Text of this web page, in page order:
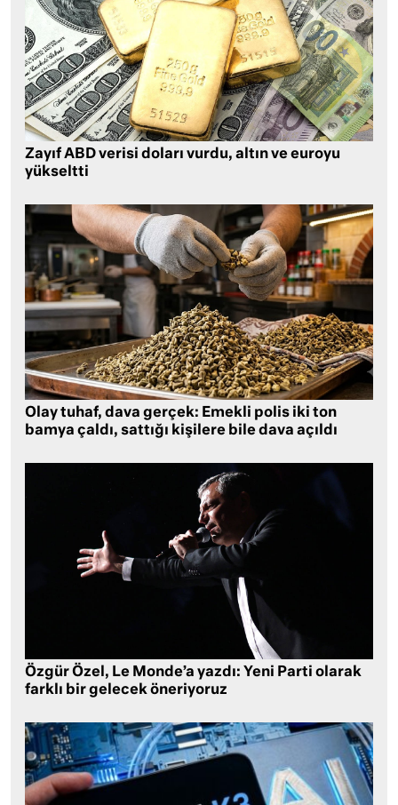
Zayıf ABD verisi doları vurdu, altın ve euroyu
yükseltti
Olay tuhaf, dava gerçek: Emekli polis iki ton
bamya çaldı, sattığı kişilere bile dava açıldı
Özgür Özel, Le Monde’a yazdı: Yeni Parti olarak
farklı bir gelecek öneriyoruz